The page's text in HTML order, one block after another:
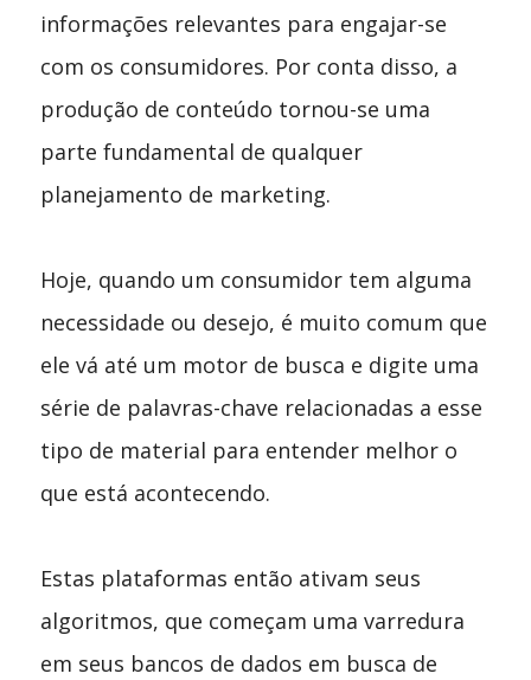
informações relevantes para engajar-se
com os consumidores. Por conta disso, a
produção de conteúdo tornou-se uma
parte fundamental de qualquer
planejamento de marketing.
Hoje, quando um consumidor tem alguma
necessidade ou desejo, é muito comum que
ele vá até um motor de busca e digite uma
série de palavras-chave relacionadas a esse
tipo de material para entender melhor o
que está acontecendo.
Estas plataformas então ativam seus
algoritmos, que começam uma varredura
em seus bancos de dados em busca de